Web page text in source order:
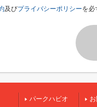
及びプライバシーポリシーを必
パークハビオ